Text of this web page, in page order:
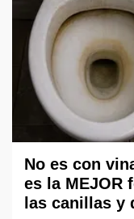
No es con
es la MEJOR
las canillas y